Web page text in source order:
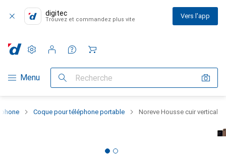
digitec
Trouvez et commandez plus vite Vers l'app
Navigation par catégorie
Menu Recherche
Paramètres
Compte client
Listes de comparaison
Listes d'envies
Panier
Coque pour téléphone portable Noreve Housse cuir vertical